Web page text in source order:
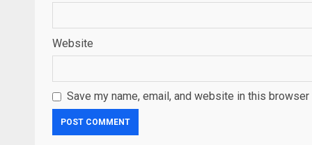
Website
Save my name, email, and website in this